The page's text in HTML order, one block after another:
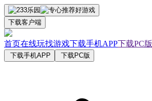
下载客户端
首页在线玩找游戏下载手机APP下载PC版
下载手机APP 下载PC版